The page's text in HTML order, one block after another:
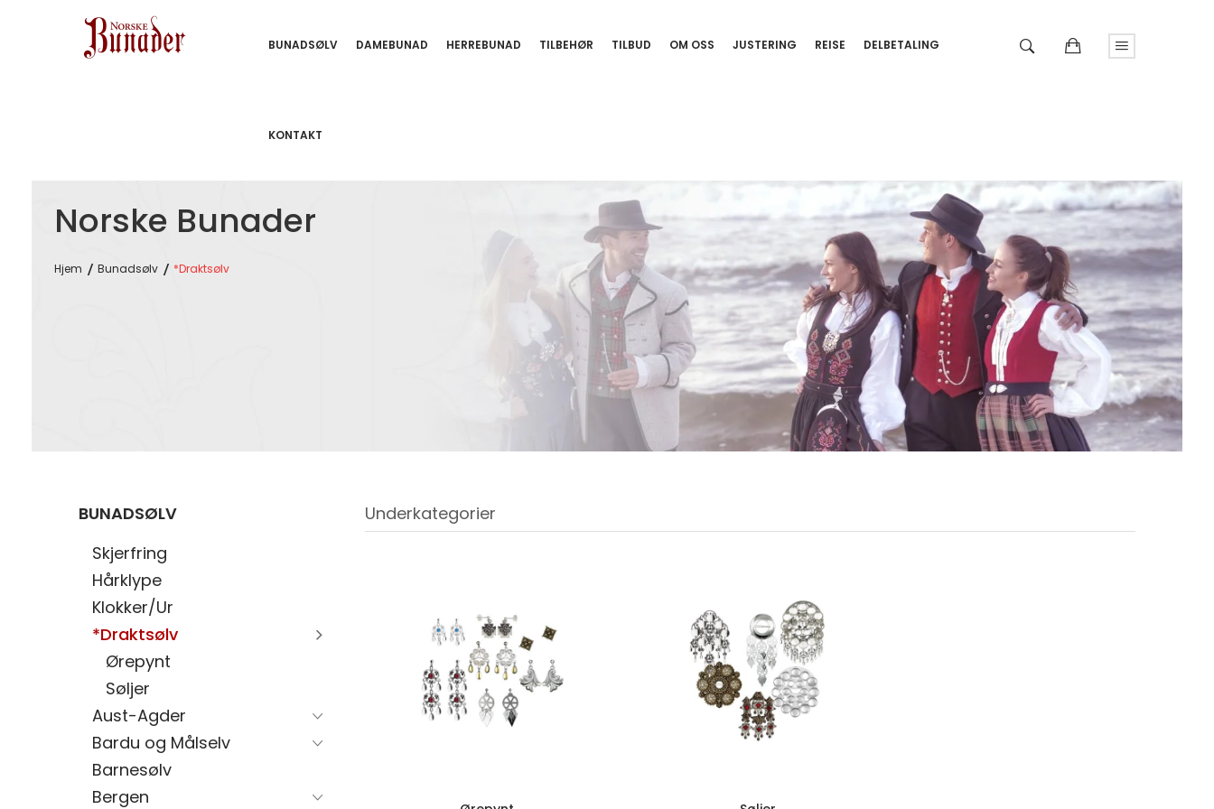
BUNADSØLV DAMEBUNAD HERREBUNAD TILBEHØR TILBUD OM OSS JUSTERING REISE DELBETALING
KONTAKT
Norske Bunader
Hjem Bunadsølv *Draktsølv
BUNADSØLV
Skjerfring
Hårklype
Klokker/Ur
*Draktsølv
Ørepynt
Søljer
Aust-Agder
Bardu og Målselv
Barnesølv
Bergen
Underkategorier